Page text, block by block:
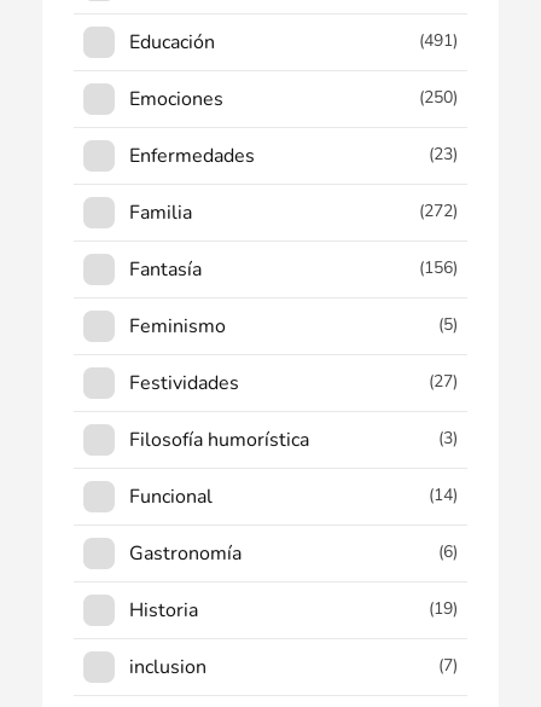
Educación (491)
Emociones (250)
Enfermedades (23)
Familia (272)
Fantasía (156)
Feminismo (5)
Festividades (27)
Filosofía humorística (3)
Funcional (14)
Gastronomía (6)
Historia (19)
inclusion (7)